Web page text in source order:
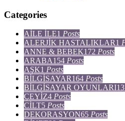
Categories
AİLE İLE1 Posts
ALERJİK HASTALIKLAR1
ANNE & BEBEK172 Posts
ARABA154 Posts
AŞK1 Posts
BİLGİSAYAR164 Posts
BİLGİSAYAR OYUNLARI
ÇEYİZ4 Posts
CİLT5 Posts
DEKORASYON65 Posts